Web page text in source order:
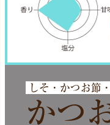
しそ・かつお節
かつ